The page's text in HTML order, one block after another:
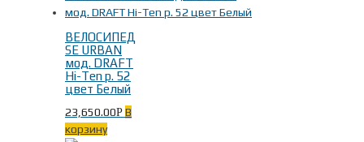
Горные велосипеды
Горные двухподвес
Городские велосипеды
Дорожные велосипеды
ВЕЛОСИПЕД
SE URBAN
мод. DRAFT
Hi-Ten р. 52
цвет Белый
23,650.00Р В
корзину